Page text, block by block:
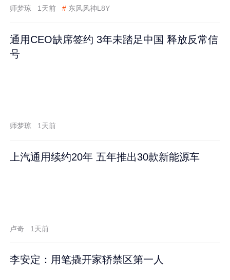
师梦琼 1天前 # 东风风神L8Y
通用CEO缺席签约 3年未踏足中国 释放反常信
号
师梦琼 1天前
上汽通用续约20年 五年推出30款新能源车
卢奇 1天前
李安定：用笔撬开家轿禁区第一人